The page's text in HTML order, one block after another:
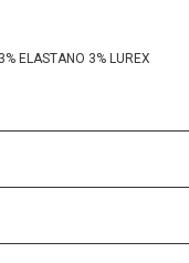
ELASTANO 3% LUREX